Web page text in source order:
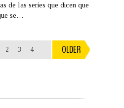
de las series que dicen que
se…
2 3 4 OLDER